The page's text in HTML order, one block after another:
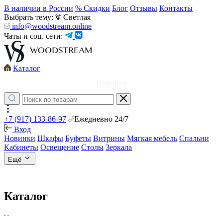
В наличии в России % Скидки Блог Отзывы Контакты
Выбрать тему:
Светлая
info@woodstream.online
Чаты и соц. сети:
Каталог
+7 (917) 133-86-97
Ежедневно 24/7
Вход
Новинки Шкафы Буфеты Витрины Мягкая мебель Спальни
Кабинеты Освещение Столы Зеркала
Ещё
Каталог